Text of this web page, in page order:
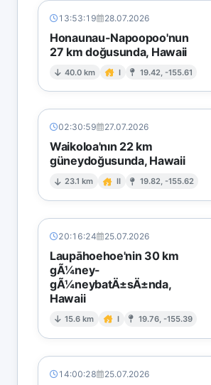
13:53:19 28.07.2026
Honaunau-Napoopoo'nun
27 km doğusunda, Hawaii
40.0 km I 19.42, -155.61
02:30:59 27.07.2026
Waikoloa'nın 22 km
güneydoğusunda, Hawaii
23.1 km II 19.82, -155.62
20:16:24 25.07.2026
Laupāhoehoe'nin 30 km
gÃ¼ney-
gÃ¼neybatÄ±sÄ±nda,
Hawaii
15.6 km I 19.76, -155.39
14:00:28 25.07.2026